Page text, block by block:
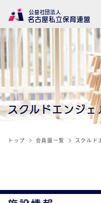
スクルドエンジ
名古屋私立保育連盟
公益社団法人
トップ 会員園一覧 スクルド